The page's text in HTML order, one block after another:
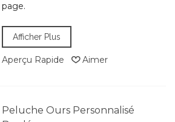
page.
Afficher Plus
Aperçu Rapide Aimer
Peluche Ours Personnalisé